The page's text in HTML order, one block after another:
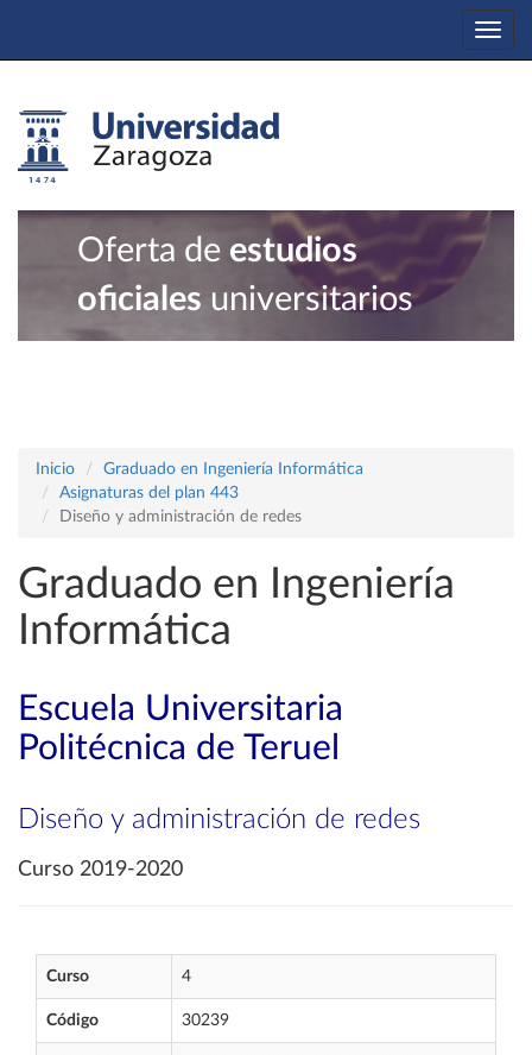
Oferta de estudios
oficiales universitarios
Inicio
Graduado en Ingeniería Informática
Asignaturas del plan 443
Diseño y administración de redes
Graduado en Ingeniería
Informática
Escuela Universitaria
Politécnica de Teruel
Diseño y administración de redes
Curso 2019-2020
Curso 4
Código 30239